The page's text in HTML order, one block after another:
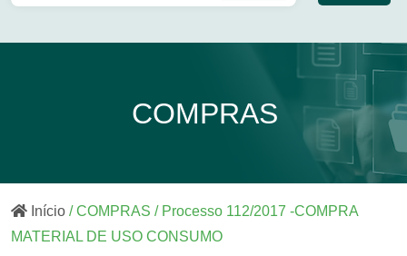
COMPRAS
Início / COMPRAS / Processo 112/2017 -COMPRA
MATERIAL DE USO CONSUMO